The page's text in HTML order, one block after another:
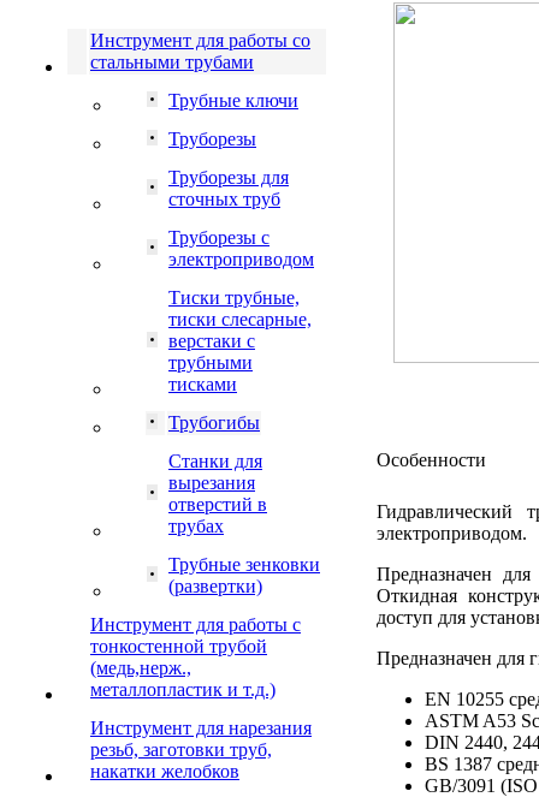
Инструмент для работы со
стальными трубами
Трубные ключи
Труборезы
Труборезы для
сточных труб
Труборезы с
электроприводом
Тиски трубные,
тиски слесарные,
верстаки с
трубными
тисками
Трубогибы
Станки для
вырезания
отверстий в
трубах
Трубные зенковки
(развертки)
Инструмент для работы с
тонкостенной трубой
(медь,нерж.,
металлопластик и т.д.)
Инструмент для нарезания
резьб, заготовки труб,
накатки желобков
Особенности
Гидравлический
электроприводом.
Предназначен
Откидная
доступ для
Предназначен для
EN 10255
ASTM A53
DIN 2440,
BS 1387
GB/3091